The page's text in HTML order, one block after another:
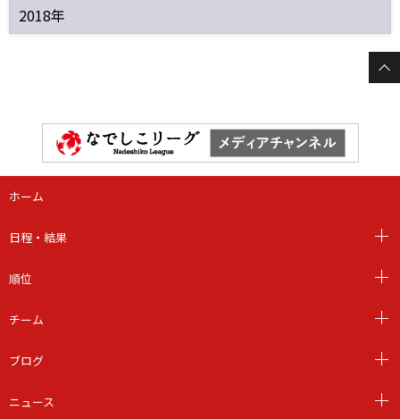
2018年
ホーム
日程・結果
順位
チーム
ブログ
ニュース